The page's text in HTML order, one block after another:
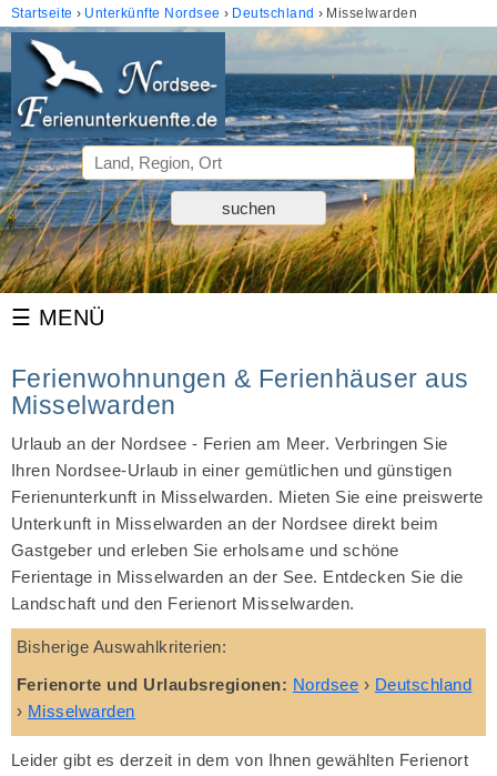
Startseite Unterkünfte Nordsee Deutschland Misselwarden
Ferienwohnungen & Ferienhäuser aus
Misselwarden
Urlaub an der Nordsee - Ferien am Meer. Verbringen Sie
Ihren Nordsee-Urlaub in einer gemütlichen und günstigen
Ferienunterkunft in Misselwarden. Mieten Sie eine preiswerte
Unterkunft in Misselwarden an der Nordsee direkt beim
Gastgeber und erleben Sie erholsame und schöne
Ferientage in Misselwarden an der See. Entdecken Sie die
Landschaft und den Ferienort Misselwarden.
Bisherige Auswahlkriterien:
Ferienorte und Urlaubsregionen: Nordsee › Deutschland
› Misselwarden
Leider gibt es derzeit in dem von Ihnen gewählten Ferienort